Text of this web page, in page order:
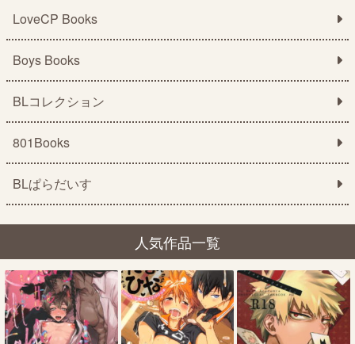
LoveCP Books
Boys Books
BLコレクション
801Books
BLぱらだいす
人気作品一覧